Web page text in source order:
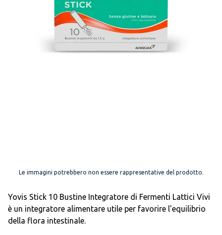
Le immagini potrebbero non essere rappresentative del prodotto.
Yovis Stick 10 Bustine Integratore di Fermenti Lattici Vivi
è un integratore alimentare utile per favorire l'equilibrio
della flora intestinale.